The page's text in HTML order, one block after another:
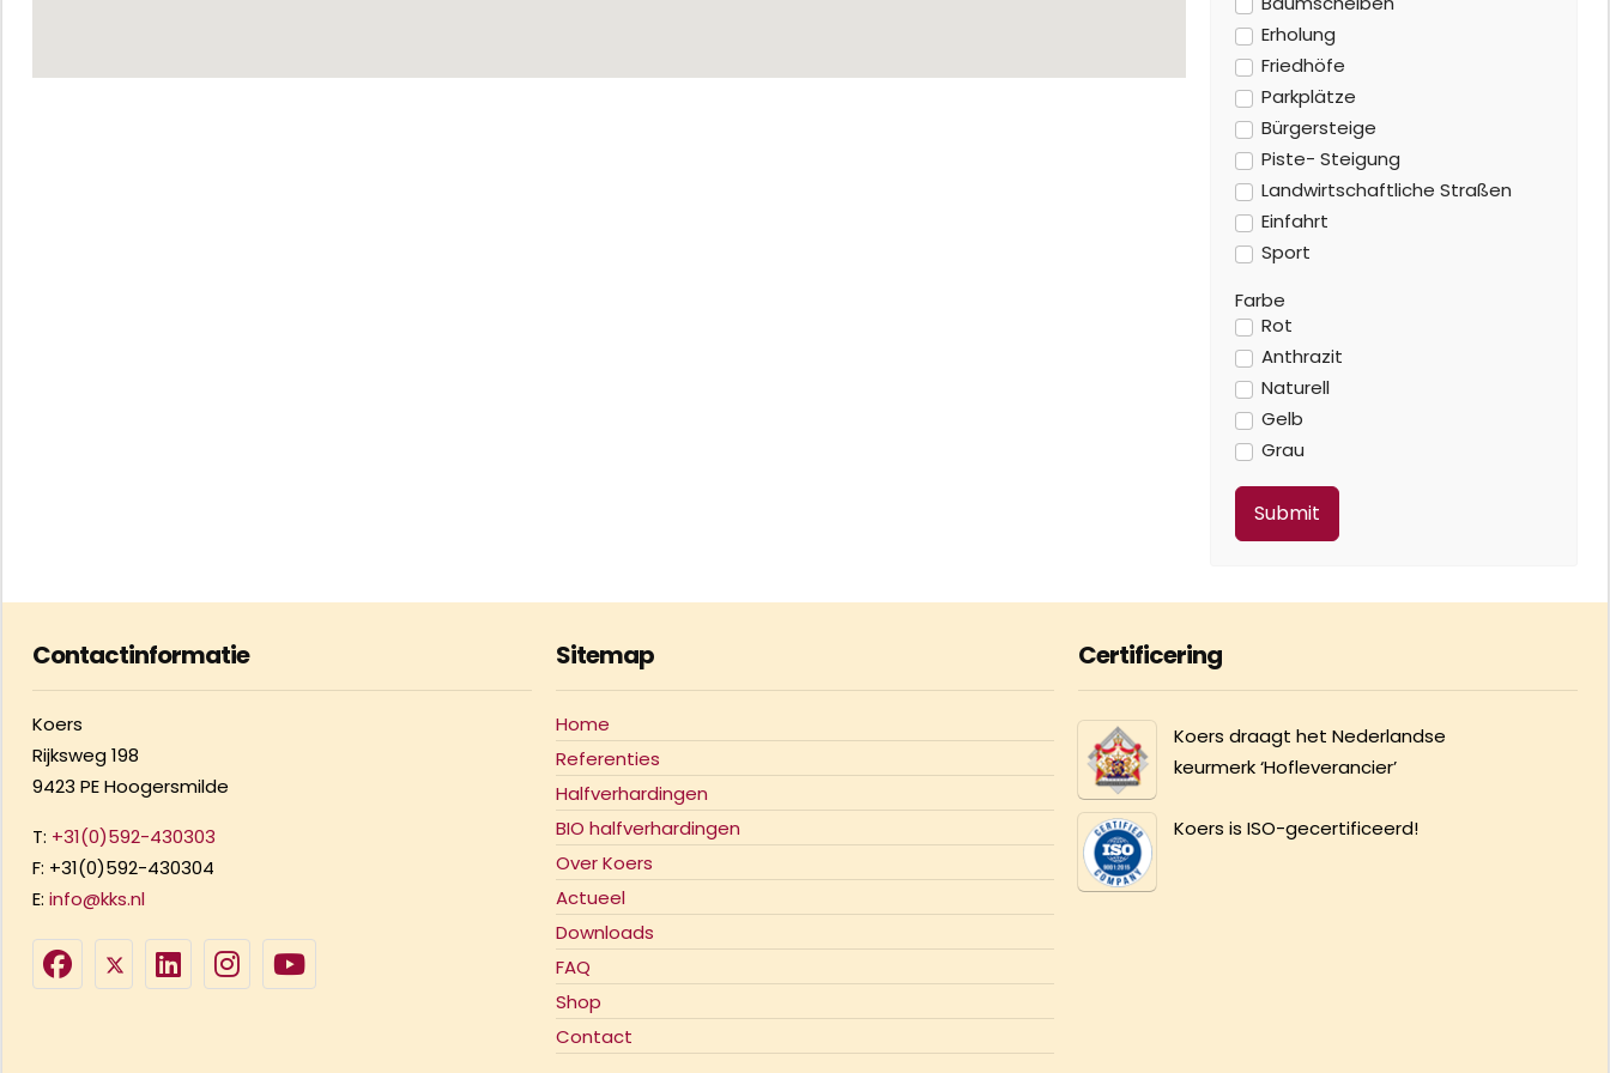
Erholung
Friedhöfe
Parkplätze
Bürgersteige
Piste- Steigung
Landwirtschaftliche Straßen
Einfahrt
Sport
Farbe
Rot
Anthrazit
Naturell
Gelb
Grau
Contactinformatie
Koers
Rijksweg 198
9423 PE Hoogersmilde
T: +31(0)592-430303
F: +31(0)592-430304
E: info@kks.nl
Sitemap
Home
Referenties
Halfverhardingen
BIO halfverhardingen
Over Koers
Actueel
Downloads
FAQ
Shop
Contact
Certificering
Koers draagt het Nederlandse
keurmerk ‘Hofleverancier’
Koers is ISO-gecertificeerd!